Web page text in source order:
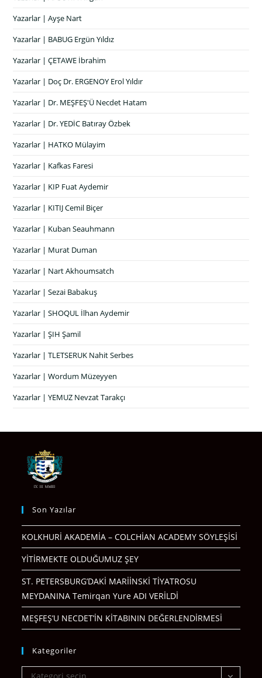
Yazarlar | Ayşe Nart
Yazarlar | BABUG Ergün Yıldız
Yazarlar | ÇETAWE İbrahim
Yazarlar | Doç Dr. ERGENOY Erol Yıldır
Yazarlar | Dr. MEŞFEŞ'Ü Necdet Hatam
Yazarlar | Dr. YEDİC Batıray Özbek
Yazarlar | HATKO Mülayim
Yazarlar | Kafkas Faresi
Yazarlar | KIP Fuat Aydemir
Yazarlar | KITIJ Cemil Biçer
Yazarlar | Kuban Seauhmann
Yazarlar | Murat Duman
Yazarlar | Nart Akhoumsatch
Yazarlar | Sezai Babakuş
Yazarlar | SHOQUL İlhan Aydemir
Yazarlar | ŞIH Şamil
Yazarlar | TLETSERUK Nahit Serbes
Yazarlar | Wordum Müzeyyen
Yazarlar | YEMUZ Nevzat Tarakçı
Son Yazılar
KOLKHURİ AKADEMİA – COLCHİAN ACADEMY SÖYLEŞİSİ
YİTİRMEKTE OLDUĞUMUZ ŞEY
ST. PETERSBURG’DAKİ MARİİNSKİ TİYATROSU
MEYDANINA Temirqan Yure ADI VERİLDİ
MEŞFEŞ’U NECDET’İN KİTABININ DEĞERLENDİRMESİ
Kategoriler
Kategoriler